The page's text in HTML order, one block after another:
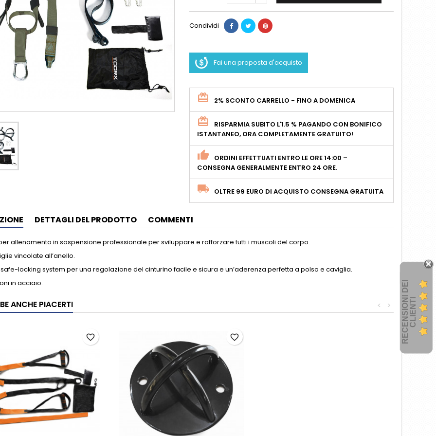
Condividi
Fai una proposta d'acquisto
2% SCONTO CARRELLO - FINO A DOMENICA
RISPARMIA SUBITO L'1.5 % PAGANDO CON BONIFICO
ISTANTANEO, ORA COMPLETAMENTE GRATUITO!
ORDINI EFFETTUATI ENTRO LE ORE 14:00 –
CONSEGNA GENERALMENTE ENTRO 24 ORE.
OLTRE 99 EURO DI ACQUISTO CONSEGNA GRATUITA
DETTAGLI DEL PRODOTTO COMMENTI
allenamento in sospensione professionale per sviluppare e rafforzare tutti i muscoli del corpo.
vincolate all’anello.
locking system per una regolazione del cinturino facile e sicura e un’aderenza perfetta a polso e caviglia.
in acciaio.
ANCHE PIACERTI >
<
favorite_border favorite_border R
E
C
E
N
S
I
ON
I
D
E
I
C
L
I
E
N
TI